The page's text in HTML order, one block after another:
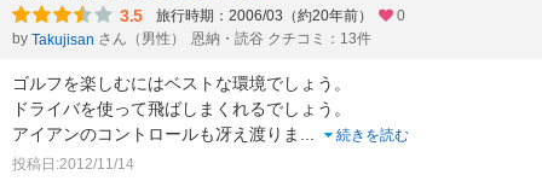
3.5 旅行時期：2006/03（約20年前）
0
by Takujisan さん（男性） 恩納・読谷 クチコミ：13件
ゴルフを楽しむにはベストな環境でしょう。
ドライバを使って飛ばしまくれるでしょう。
アイアンのコントロールも冴え渡りま ...
続きを読む
投稿日:2012/11/14